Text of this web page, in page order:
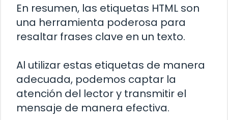
En resumen, las etiquetas HTML son
una herramienta poderosa para
resaltar frases clave en un texto.
Al utilizar estas etiquetas de manera
adecuada, podemos captar la
atención del lector y transmitir el
mensaje de manera efectiva.